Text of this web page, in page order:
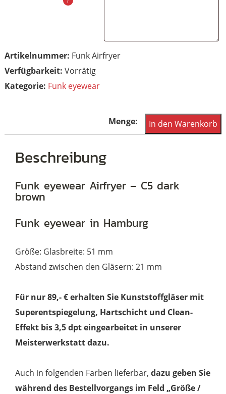
Artikelnummer: Funk Airfryer
Vorrätig
Kategorie: Funk eyewear
Funk
Food
C5
Menge
In den Warenkorb
Beschreibung
Funk eyewear Airfryer – C5 dark
brown
Funk eyewear in Hamburg
Größe: Glasbreite: 51 mm
Abstand zwischen den Gläsern: 21 mm
Für nur 89,- € erhalten Sie Kunststoffgläser mit
Superentspiegelung, Hartschicht und Clean-
Effekt bis 3,5 dpt eingearbeitet in unserer
Meisterwerkstatt dazu.
Auch in folgenden Farben lieferbar,dazu geben Sie
während des Bestellvorgangs im Feld „Größe /